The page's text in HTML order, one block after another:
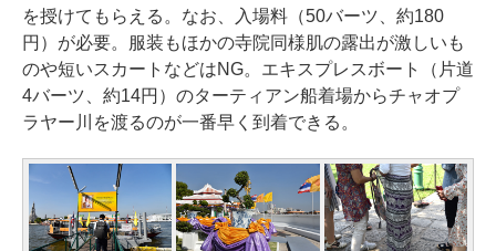
を授けてもらえる。なお、入場料（50バーツ、約180
円）が必要。服装もほかの寺院同様肌の露出が激しいも
のや短いスカートなどはNG。エキスプレスボート（片道
4バーツ、約14円）のターティアン船着場からチャオプ
ラヤー川を渡るのが一番早く到着できる。